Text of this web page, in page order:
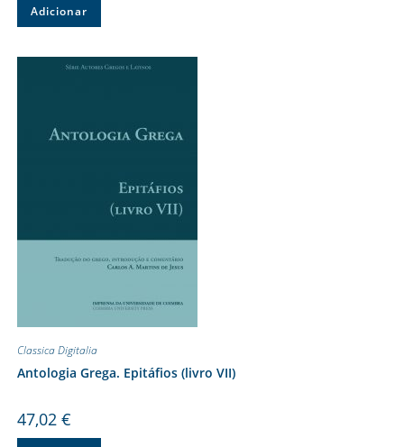
Adicionar
Classica Digitalia
Antologia Grega. Epitáfios (livro VII)
47,02 €